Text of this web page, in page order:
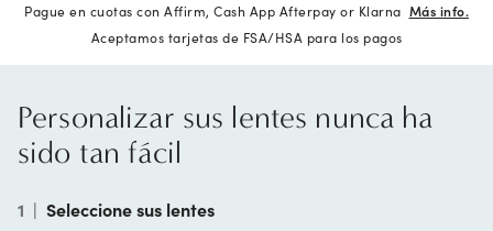
Pague en cuotas con Affirm, Cash App Afterpay or Klarna Más info.
Aceptamos tarjetas de FSA/HSA para los pagos
Personalizar sus lentes nunca ha
sido tan fácil
1 | Seleccione sus lentes